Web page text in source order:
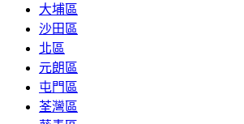
大埔區
沙田區
北區
元朗區
屯門區
荃灣區